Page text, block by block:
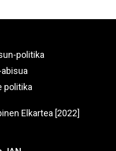
politika
politika
Elkartea [2022]